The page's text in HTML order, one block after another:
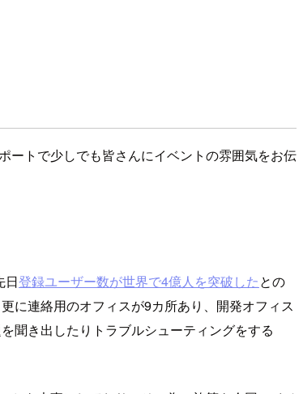
ートで少しでも皆さんにイベントの雰囲気をお伝
日登録ユーザー数が世界で4億人を突破したとの
に連絡用のオフィスが9カ所あり、開発オフィス
聞き出したりトラブルシューティングをする